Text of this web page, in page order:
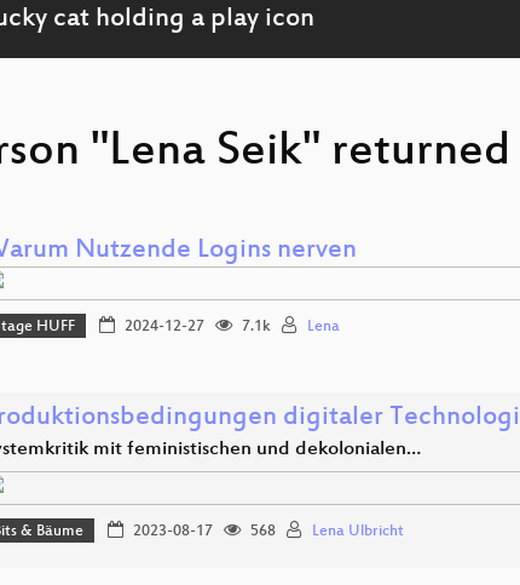
"Lena Seik"
Nutzende Logins nerven
HUFF 2024-12-27 7.1k Lena
digitaler
mit feministischen und dekolonialen…
& Bäume 2023-08-17 568 Lena Ulbricht